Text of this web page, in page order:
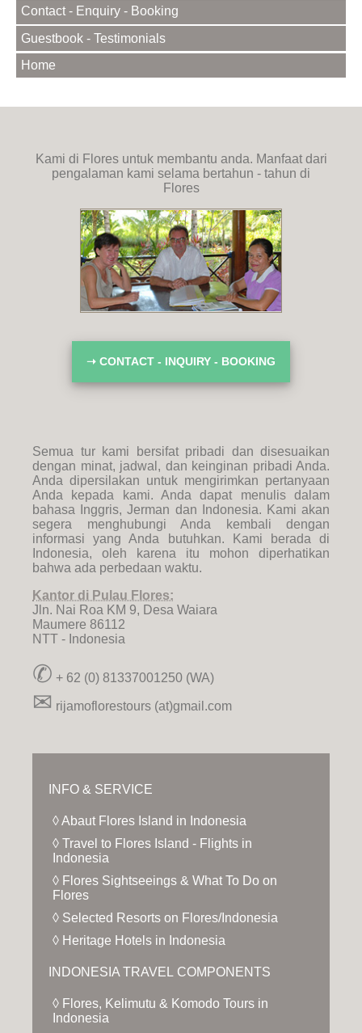
Contact - Enquiry - Booking
Guestbook - Testimonials
Home
Kami di Flores untuk membantu anda. Manfaat dari
pengalaman kami selama bertahun - tahun di
Flores
➝ CONTACT - INQUIRY - BOOKING
Semua tur kami bersifat pribadi dan disesuaikan
dengan minat, jadwal, dan keinginan pribadi Anda.
Anda dipersilakan untuk mengirimkan pertanyaan
Anda kepada kami. Anda dapat menulis dalam
bahasa Inggris, Jerman dan Indonesia. Kami akan
segera menghubungi Anda kembali dengan
informasi yang Anda butuhkan. Kami berada di
Indonesia, oleh karena itu mohon diperhatikan
bahwa ada perbedaan waktu.
Kantor di Pulau Flores:
Jln. Nai Roa KM 9, Desa Waiara
Maumere 86112
NTT - Indonesia
✆ + 62 (0) 81337001250 (WA)
✉ rijamoflorestours (at)gmail.com
INFO & SERVICE
◊ Abaut Flores Island in Indonesia
◊ Travel to Flores Island - Flights in
Indonesia
◊ Flores Sightseeings & What To Do on
Flores
◊ Selected Resorts on Flores/Indonesia
◊ Heritage Hotels in Indonesia
INDONESIA TRAVEL COMPONENTS
◊ Flores, Kelimutu & Komodo Tours in
Indonesia